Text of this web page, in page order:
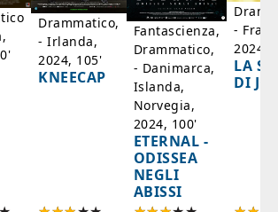
Drammatico,
- Irlanda,
2024, 105'
KNEECAP
Fantascienza,
Drammatico,
- Danimarca,
Islanda,
Norvegia,
2024, 100'
ETERNAL -
ODISSEA
NEGLI
ABISSI
-
2024,
LA
DI